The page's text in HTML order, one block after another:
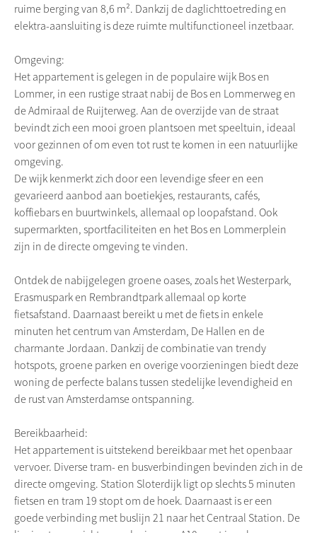
ruime berging van 8,6 m². Dankzij de daglichttoetreding en
elektra-aansluiting is deze ruimte multifunctioneel inzetbaar.
Omgeving:
Het appartement is gelegen in de populaire wijk Bos en
Lommer, in een rustige straat nabij de Bos en Lommerweg en
de Admiraal de Ruijterweg. Aan de overzijde van de straat
bevindt zich een mooi groen plantsoen met speeltuin, ideaal
voor gezinnen of om even tot rust te komen in een natuurlijke
omgeving.
De wijk kenmerkt zich door een levendige sfeer en een
gevarieerd aanbod aan boetiekjes, restaurants, cafés,
koffiebars en buurtwinkels, allemaal op loopafstand. Ook
supermarkten, sportfaciliteiten en het Bos en Lommerplein
zijn in de directe omgeving te vinden.
Ontdek de nabijgelegen groene oases, zoals het Westerpark,
Erasmuspark en Rembrandtpark allemaal op korte
fietsafstand. Daarnaast bereikt u met de fiets in enkele
minuten het centrum van Amsterdam, De Hallen en de
charmante Jordaan. Dankzij de combinatie van trendy
hotspots, groene parken en overige voorzieningen biedt deze
woning de perfecte balans tussen stedelijke levendigheid en
de rust van Amsterdamse ontspanning.
Bereikbaarheid:
Het appartement is uitstekend bereikbaar met het openbaar
vervoer. Diverse tram- en busverbindingen bevinden zich in de
directe omgeving. Station Sloterdijk ligt op slechts 5 minuten
fietsen en tram 19 stopt om de hoek. Daarnaast is er een
goede verbinding met buslijn 21 naar het Centraal Station. De